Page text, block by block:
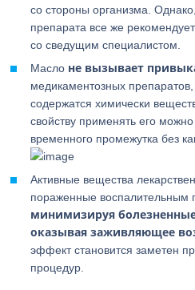
со стороны организма.
препарата все же
со сведущим специалистом.
Масло не вызывает
медикаментозных препаратов,
содержатся химически
свойству применять его
временного промежутка без
Активные вещества
пораженные воспалительным
минимизируя
оказывая заживляющее
эффект становится заметен
процедур.